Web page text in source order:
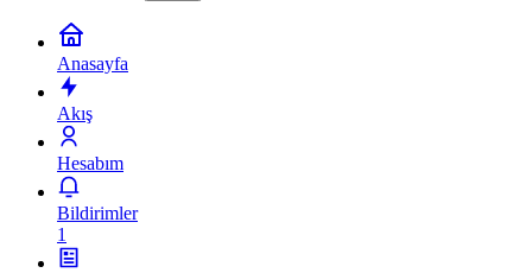
Anasayfa
Akış
Hesabım
Bildirimler
1